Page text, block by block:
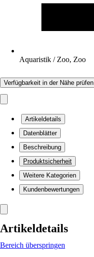
Aquaristik / Zoo, Zoo
Verfügbarkeit in der Nähe prüfen
Artikeldetails
Datenblätter
Beschreibung
Produktsicherheit
Weitere Kategorien
Kundenbewertungen
Artikeldetails
Bereich überspringen